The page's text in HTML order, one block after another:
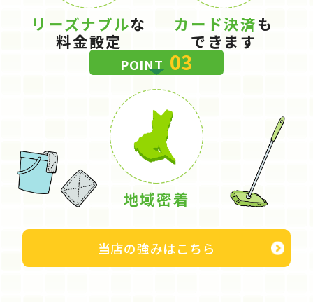
リーズナブルな
料金設定
カード決済も
できます
地域密着
POINT 03
当店の強みはこちら